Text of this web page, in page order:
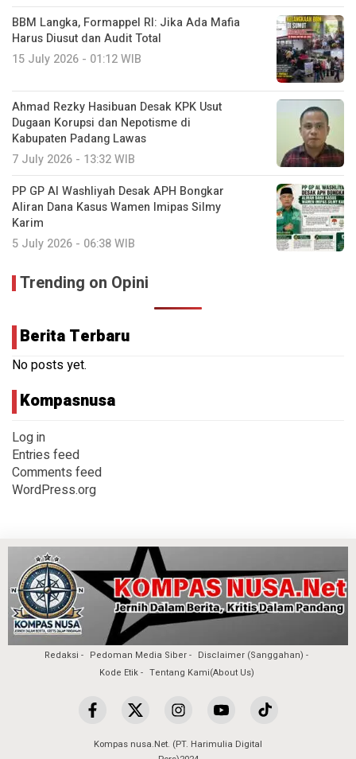
BBM Langka, Formappel RI: Jika Ada Mafia
Harus Diusut dan Audit Total
15 July 2026 - 01:12 WIB
Ahmad Rezky Hasibuan Desak KPK Usut
Dugaan Korupsi dan Nepotisme di
Kabupaten Padang Lawas
7 July 2026 - 13:32 WIB
PP GP Al Washliyah Desak APH Bongkar
Aliran Dana Kasus Wamen Imipas Silmy
Karim
5 July 2026 - 06:38 WIB
Trending on Opini
Berita Terbaru
No posts yet.
Kompasnusa
Log in
Entries feed
Comments feed
WordPress.org
Redaksi Pedoman Media Siber
Disclaimer (Sanggahan)
Kode Etik
Tentang Kami(About Us)
Kompas nusa.Net. (PT. Harimulia Digital